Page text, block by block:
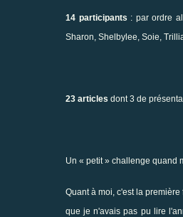
14 participants : par ordre
Sharon, Shelbylee, Soie,
23 articles dont 3 de
Un « petit » challenge quand
Quant à moi, c'est la
que je n'avais pas pu lire